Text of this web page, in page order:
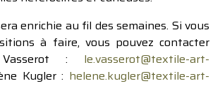
enrichie au fil des semaines. Si vous
à faire, vous pouvez contacter
Vasserot : le.vasserot@textile-art-
Kugler : helene.kugler@textile-art-